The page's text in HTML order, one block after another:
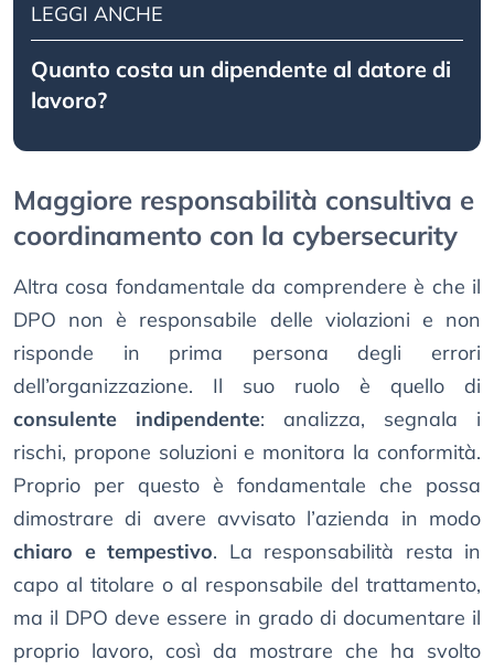
LEGGI ANCHE
Quanto costa un dipendente al datore di
lavoro?
Maggiore responsabilità consultiva e
coordinamento con la cybersecurity
Altra cosa fondamentale da comprendere è che il
DPO non è responsabile delle violazioni e non
risponde in prima persona degli errori
dell’organizzazione. Il suo ruolo è quello di
consulente indipendente: analizza, segnala i
rischi, propone soluzioni e monitora la conformità.
Proprio per questo è fondamentale che possa
dimostrare di avere avvisato l’azienda in modo
chiaro e tempestivo. La responsabilità resta in
capo al titolare o al responsabile del trattamento,
ma il DPO deve essere in grado di documentare il
proprio lavoro, così da mostrare che ha svolto